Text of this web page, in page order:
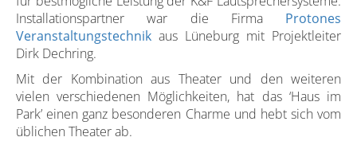
Installationspartner war die Firma Protones
Veranstaltungstechnik aus Lüneburg mit Projektleiter
Dirk Dechring.
Mit der Kombination aus Theater und den weiteren
vielen verschiedenen Möglichkeiten, hat das ‘Haus im
Park’ einen ganz besonderen Charme und hebt sich vom
üblichen Theater ab.